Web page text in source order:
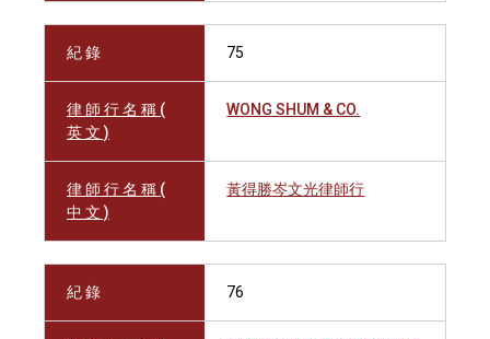
紀 錄 75
律 師 行 名 稱 (
英 文 )
WONG SHUM & CO.
律 師 行 名 稱 (
中 文 )
黃得勝岑文光律師行
紀 錄 76